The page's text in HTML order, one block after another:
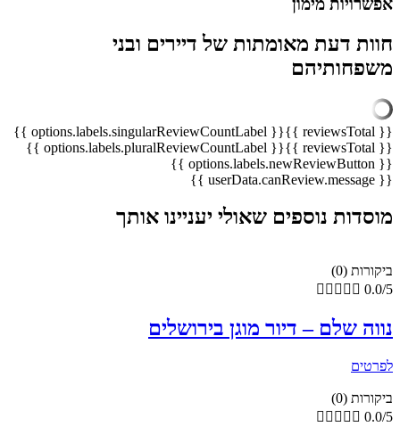
חוות דעת מאומתות של דיירים ובני
משפחותיהם
{{ reviewsTotal }}
{{ options.labels.singularReviewCountLabel }}
{{ reviewsTotal }}
{{ options.labels.pluralReviewCountLabel }}
{{ options.labels.newReviewButton }}
{{ userData.canReview.message }}
מוסדות נוספים שאולי יעניינו אותך
ביקורות (0)
     0.0/5
נווה שלם – דיור מוגן בירושלים
לפרטים
ביקורות (0)
     0.0/5